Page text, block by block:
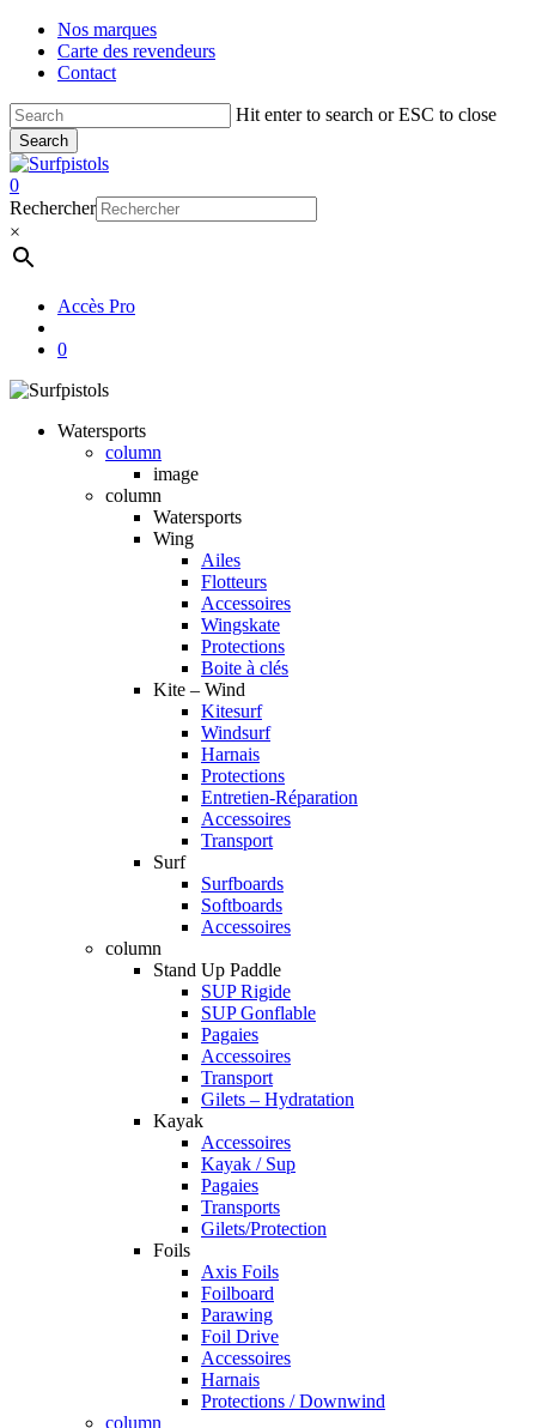
Skip
main
Nos marques
Carte des revendeurs
Contact
Hit enter to search or ESC to close
Search
Close
Search
account
0
Menu
Rechercher
×
Accès Pro
0
Watersports
column
image
column
Watersports
Wing
Ailes
Flotteurs
Accessoires
Wingskate
Protections
Boite à clés
Kite – Wind
Kitesurf
Windsurf
Harnais
Protections
Entretien-Réparation
Accessoires
Transport
Surf
Surfboards
Softboards
Accessoires
column
Stand Up Paddle
SUP Rigide
SUP Gonflable
Pagaies
Accessoires
Transport
Gilets – Hydratation
Kayak
Accessoires
Kayak / Sup
Pagaies
Transports
Gilets/Protection
Foils
Axis Foils
Foilboard
Parawing
Foil Drive
Accessoires
Harnais
Protections / Downwind
column